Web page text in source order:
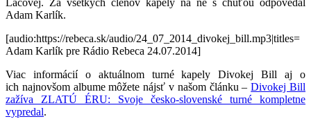
Lacovej. Za všetkých členov kapely na ne s chuťou odpovedal
Adam Karlík.
[audio:https://rebeca.sk/audio/24_07_2014_divokej_bill.mp3|titles=
Adam Karlík pre Rádio Rebeca 24.07.2014]
Viac informácií o aktuálnom turné kapely Divokej Bill aj o
ich najnovšom albume môžete nájsť v našom článku –Divokej Bill
zažíva ZLATÚ ÉRU: Svoje česko-slovenské turné kompletne
vypredal.